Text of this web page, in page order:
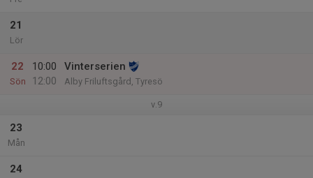
21
Lör
22
Sön
10:00
12:00
Vinterserien
Alby Friluftsgård, Tyresö
v.9
23
Mån
24